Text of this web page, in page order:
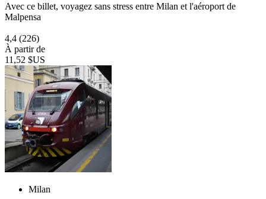
Avec ce billet, voyagez sans stress entre Milan et l'aéroport de
Malpensa
4,4 (226)
À partir de
11,52 $US
Milan